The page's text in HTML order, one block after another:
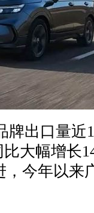
出口量近
大幅增长
今年以来